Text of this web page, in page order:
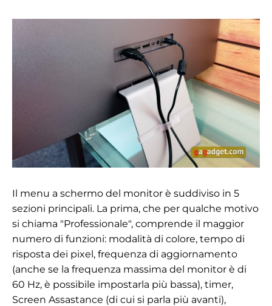
Il menu a schermo del monitor è suddiviso in 5
sezioni principali. La prima, che per qualche motivo
si chiama "Professionale", comprende il maggior
numero di funzioni: modalità di colore, tempo di
risposta dei pixel, frequenza di aggiornamento
(anche se la frequenza massima del monitor è di
60 Hz, è possibile impostarla più bassa), timer,
Screen Assastance (di cui si parla più avanti),